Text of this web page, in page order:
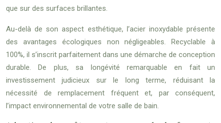
que sur des surfaces brillantes.
Au-delà de son aspect esthétique, l’acier inoxydable présente
des avantages écologiques non négligeables. Recyclable à
100%, il s’inscrit parfaitement dans une démarche de conception
durable. De plus, sa longévité remarquable en fait un
investissement judicieux sur le long terme, réduisant la
nécessité de remplacement fréquent et, par conséquent,
l’impact environnemental de votre salle de bain.